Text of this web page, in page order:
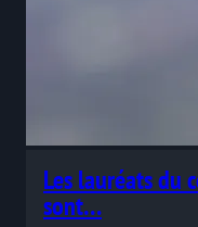
Les lauréats du
sont…